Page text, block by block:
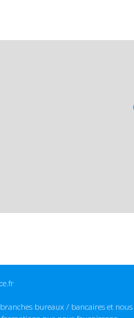
bureaux / bancaires et